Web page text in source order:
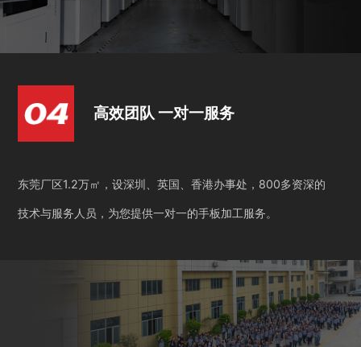
高效团队 一对一服务
东莞厂区1.2万㎡，设深圳、英国、香港办事处，800多资深的
技术与服务人员，为您提供一对一的手板加工服务。